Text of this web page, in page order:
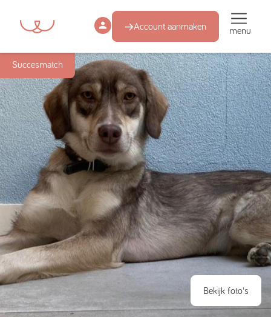
Account aanmaken menu
Succesmatch
Bekijk foto's